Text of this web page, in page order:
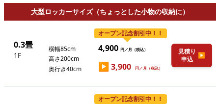
大型ロッカーサイズ（ちょっとした小物の収納に）
0.3畳
1F
横幅85cm
高さ200cm
奥行き40cm
オープン記念割引中！！
4,900円／月（税込）
▶3,900 円／月（税込）
見積り
申込
▶
オープン記念割引中！！